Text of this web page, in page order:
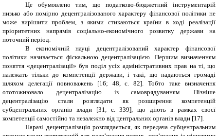
Це обумовлено тим, що податково-бюджетний інструментарій
низько або помірно децентралізованого характеру фінансової політики не
може вирішити проблем, з якими стикаються країни в ході реалізації
пріоритетних напрямів соціально-економічного розвитку держави на
поточний період.
В економічній науці децентралізований характер фінансової
політики називається фіскальною децентралізацією. Першим визначенням
поняття «децентралізації» був поділ усіх адміністративних прав на ті, що
належать тільки до компетенції держави, і такі, що надаються громаді
шляхом делегації повноважень [16; 48, с. 82]. Тобто таке визначення
ототожнювало децентралізацію із самоврядуванням. Пізніше
децентралізацію стали розглядати як розширення компетенцій
субцентральних органів влади [31, с. 339], що діють в рамках своєї
компетенції самостійно та незалежно від центральних органів влади [17].
Наразі децентралізація розглядається, як передача субцентральним